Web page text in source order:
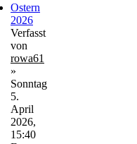
Ostern
2026
Verfasst
von
rowa61
»
Sonntag
5.
April
2026,
15:40